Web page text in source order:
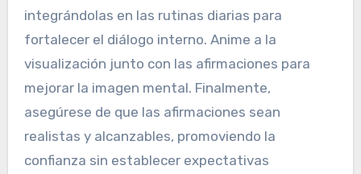
integrándolas en las rutinas diarias para
fortalecer el diálogo interno. Anime a la
visualización junto con las afirmaciones para
mejorar la imagen mental. Finalmente,
asegúrese de que las afirmaciones sean
realistas y alcanzables, promoviendo la
confianza sin establecer expectativas